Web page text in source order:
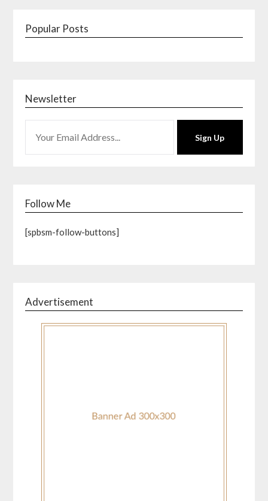
Popular Posts
Newsletter
Sign Up
Follow Me
[spbsm-follow-buttons]
Advertisement